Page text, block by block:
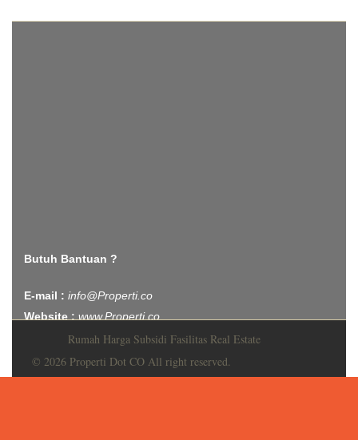
Butuh Bantuan ?
E-mail : info@Properti.co
Website : www.Properti.co
Rumah Harga Subsidi Fasilitas Real Estate
© 2026 Properti Dot CO All right reserved.